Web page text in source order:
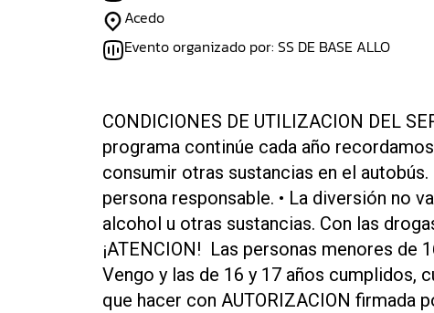
Acedo
Evento organizado por: SS DE BASE ALLO
CONDICIONES DE UTILIZACION DEL
programa continúe cada año
consumir otras sustancias en el
persona responsable. • La diversión no
alcohol u otras sustancias. Con las
¡ATENCION! Las personas menores de
Vengo y las de 16 y 17 años cumplidos,
que hacer con AUTORIZACION firmada